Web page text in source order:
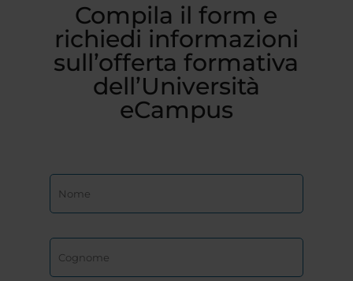
Compila il form e
richiedi informazioni
sull’offerta formativa
dell’Università
eCampus